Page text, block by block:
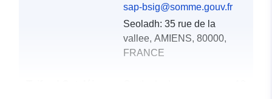
sap-bsig@somme.gouv.fr
Seoladh: 35 rue de la
vallee, AMIENS, 80000,
FRANCE